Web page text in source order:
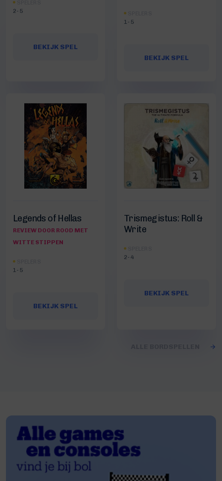
2-5
BEKIJK SPEL
1-5
BEKIJK SPEL
Legends of Hellas
REVIEW DOOR ROOD MET
WITTE STIPPEN
1-5
BEKIJK SPEL
Trismegistus: Roll &
Write
2-4
BEKIJK SPEL